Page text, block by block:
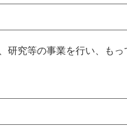
研究等の事業を行い、もっ